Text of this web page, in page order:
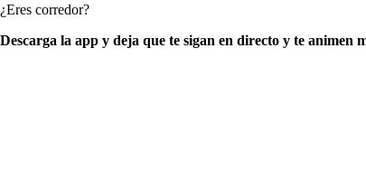
¿Eres corredor?
Descarga la app y deja que te sigan en directo y te animen